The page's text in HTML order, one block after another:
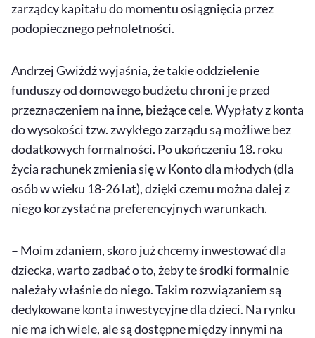
zarządcy kapitału do momentu osiągnięcia przez
podopiecznego pełnoletności.
Andrzej Gwiżdż wyjaśnia, że takie oddzielenie
funduszy od domowego budżetu chroni je przed
przeznaczeniem na inne, bieżące cele. Wypłaty z konta
do wysokości tzw. zwykłego zarządu są możliwe bez
dodatkowych formalności. Po ukończeniu 18. roku
życia rachunek zmienia się w Konto dla młodych (dla
osób w wieku 18-26 lat), dzięki czemu można dalej z
niego korzystać na preferencyjnych warunkach.
– Moim zdaniem, skoro już chcemy inwestować dla
dziecka, warto zadbać o to, żeby te środki formalnie
należały właśnie do niego. Takim rozwiązaniem są
dedykowane konta inwestycyjne dla dzieci. Na rynku
nie ma ich wiele, ale są dostępne między innymi na